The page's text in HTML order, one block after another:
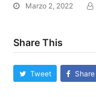
Marzo 2, 2022
Share This
Tweet Share